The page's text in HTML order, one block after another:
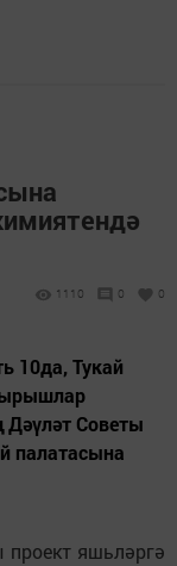
1110 0 0
10да, Тукай
Дәүләт Советы
палатасына
проект яшьләргә